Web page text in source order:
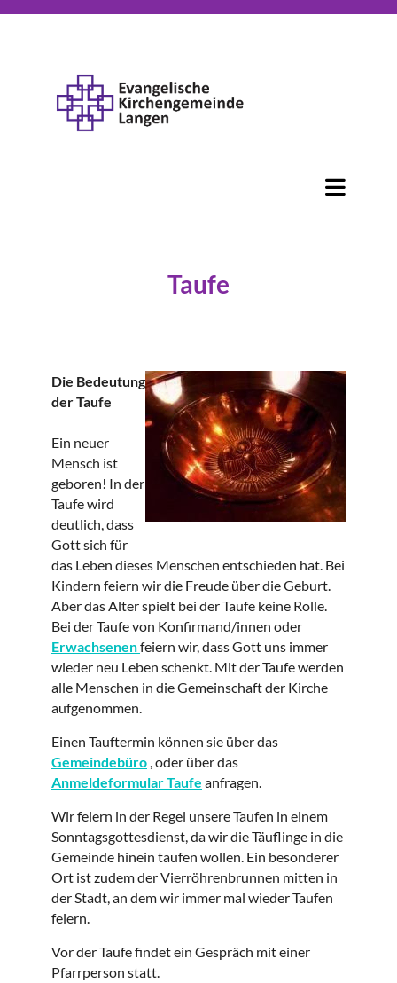
Taufe
Die Bedeutung
der Taufe
Ein neuer
Mensch ist
geboren! In der
Taufe wird
deutlich, dass
Gott sich für
das Leben dieses Menschen entschieden hat. Bei
Kindern feiern wir die Freude über die Geburt.
Aber das Alter spielt bei der Taufe keine Rolle.
Bei der Taufe von Konfirmand/innen oder
Erwachsenenfeiern wir, dass Gott uns immer
wieder neu Leben schenkt. Mit der Taufe werden
alle Menschen in die Gemeinschaft der Kirche
aufgenommen.
Einen Tauftermin können sie über das
Gemeindebüro , oder über das
Anmeldeformular Taufe anfragen.
Wir feiern in der Regel unsere Taufen in einem
Sonntagsgottesdienst, da wir die Täuflinge in die
Gemeinde hinein taufen wollen. Ein besonderer
Ort ist zudem der Vierröhrenbrunnen mitten in
der Stadt, an dem wir immer mal wieder Taufen
feiern.
Vor der Taufe findet ein Gespräch mit einer
Pfarrperson statt.